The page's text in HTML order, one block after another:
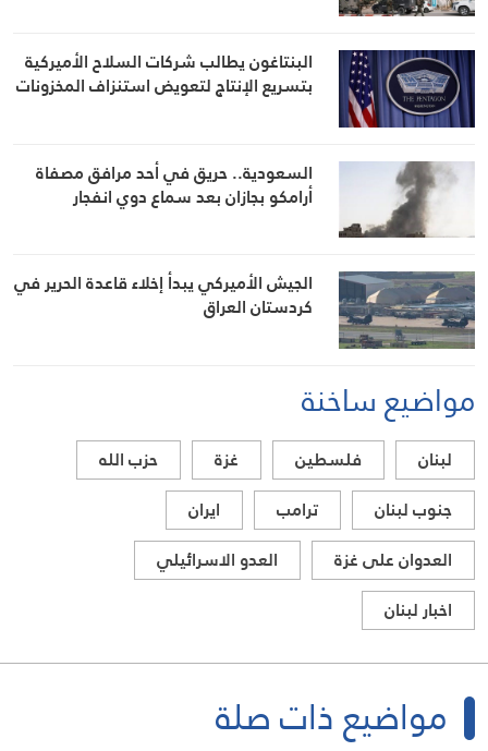
البنتاغون يطالب شركات السلاح الأميركية
بتسريع الإنتاج لتعويض استنزاف المخزونات
السعودية.. حريق في أحد مرافق مصفاة
أرامكو بجازان بعد سماع دوي انفجار
الجيش الأميركي يبدأ إخلاء قاعدة الحرير في
كردستان العراق
مواضيع ساخنة
لبنان فلسطين غزة
حزب الله
جنوب لبنان
ترامب
ايران
العدوان على غزة
العدو الاسرائيلي
اخبار لبنان
مواضيع ذات صلة